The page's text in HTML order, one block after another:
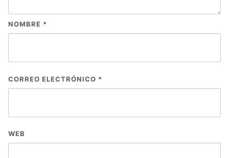
NOMBRE *
CORREO ELECTRÓNICO *
WEB